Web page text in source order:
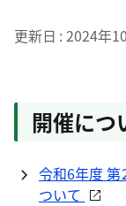
更新日 2024年
開催につ
令和6年度
ついて